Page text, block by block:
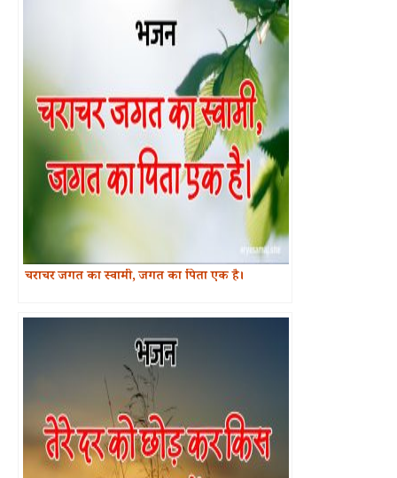
चराचर जगत का स्वामी, जगत का पिता एक है।